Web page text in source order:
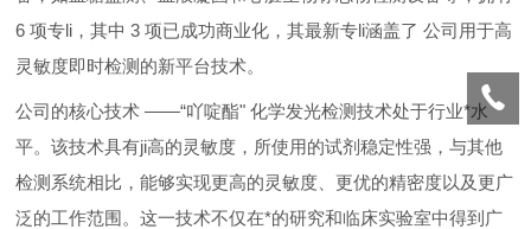
6 项专li，其中 3 项已成功商业化，其最新专li涵盖了 公司用于高
灵敏度即时检测的新平台技术。
公司的核心技术 ——“吖啶酯" 化学发光检测技术处于行业*水
平。该技术具有ji高的灵敏度，所使用的试剂稳定性强，与其他
检测系统相比，能够实现更高的灵敏度、更优的精密度以及更广
泛的工作范围。这一技术不仅在*的研究和临床实验室中得到广